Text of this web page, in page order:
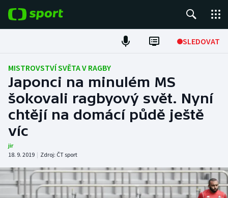
SLEDOVAT
Fotbal
Hokej
Tenis
Atletika
DALŠÍ SPORTY
MISTROVSTVÍ SVĚTA V RAGBY
Japonci na minulém MS
šokovali ragbyový svět. Nyní
chtějí na domácí půdě ještě
víc
jir
18. 9. 2019 | Zdroj: ČT sport